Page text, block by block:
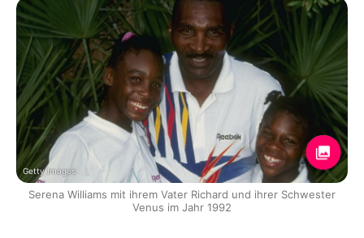
Getty Images
Serena Williams mit ihrem Vater Richard und ihrer Schwester
Venus im Jahr 1992